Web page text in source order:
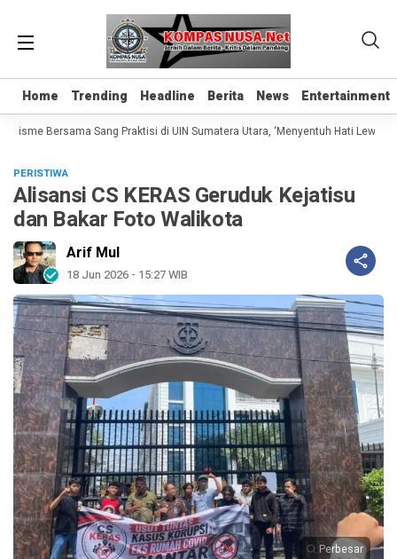
Home Trending Headline Berita News Entertainment
Home Trending Headline Berita News Entertainment
Bersama Sang Praktisi di UIN Sumatera Utara, ‘Menyentuh Hati Lewat Kata’
PERISTIWA
Alisansi CS KERAS Geruduk Kejatisu
dan Bakar Foto Walikota
Arif Mul
18 Jun 2026 - 15:27 WIB
Perbesar